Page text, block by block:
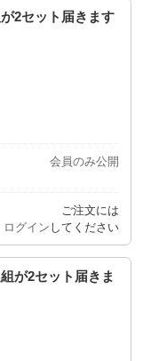
2セット届きます
会員のみ公開
ご注文には
ログイン してください
が2セット届きま